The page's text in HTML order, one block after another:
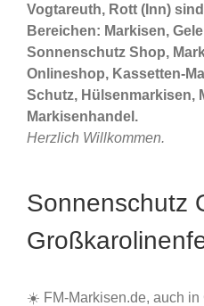
Vogtareuth, Rott (Inn)
Bereichen: Markisen,
Sonnenschutz Shop,
Onlineshop, Kassetten-
Schutz, Hülsenmarkisen,
Markisenhandel.
Herzlich Willkommen.
Sonnenschutz
☀️ FM-Markisen.de, auch